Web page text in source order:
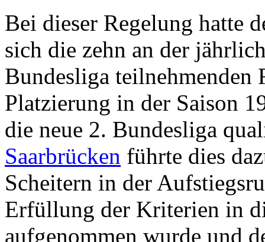
Bei dieser Regelung hatte
sich die zehn an der
Bundesliga
Platzierung in der Saison
die neue 2. Bundesliga
Saarbrücken führte dies
Scheitern in der
Erfüllung der Kriterien in
aufgenommen wurde und